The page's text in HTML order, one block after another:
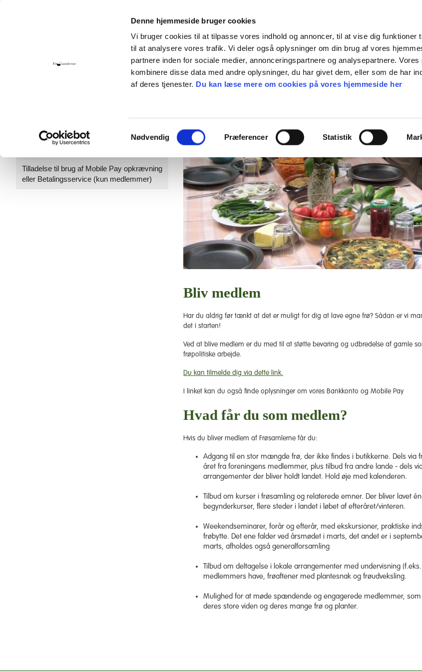
Denne hjemmeside bruger cookies
Vi bruger cookies til at tilpasse vores indhold og annoncer, til at vise dig funktioner
til at analysere vores trafik. Vi deler også oplysninger om din brug af vores
partnere inden for sociale medier, annonceringspartnere og analysepartnere. Vores
kombinere disse data med andre oplysninger, du har givet dem, eller som de har
af deres tjenester. Du kan læse mere om cookies på vores hjemmeside her
Samtykkevalg
Nødvendig Præferencer Statistik
Bliv medlem Giv en gave Find frø Webshop Nyheder
Tilladelse til brug af Mobile Pay opkrævning
eller Betalingsservice (kun medlemmer)
Bliv medlem
Har du aldrig før tænkt at det er muligt for dig at lave egne frø? Sådan er vi
det i starten!
Ved at blive medlem er du med til at støtte bevaring og udbredelse af gamle
frøpolitiske arbejde.
Du kan tilmelde dig via dette link.
I linket kan du også finde oplysninger om vores Bankkonto og Mobile Pay
Hvad får du som medlem?
Hvis du bliver medlem af Frøsamlerne får du:
Adgang til en stor mængde frø, der ikke findes i butikkerne. Dels via
året fra foreningens medlemmer, plus tilbud fra andre lande - dels
arrangementer der bliver holdt landet. Hold øje med kalenderen.
Tilbud om kurser i frøsamling og relaterede emner. Der bliver lavet
begynderkurser, flere steder i landet i løbet af efteråret/vinteren.
Weekendseminarer, forår og efterår, med ekskursioner, praktiske
frøbytte. Det ene falder ved årsmødet i marts, det andet er i
marts, afholdes også generalforsamling
Tilbud om deltagelse i lokale arrangementer med undervisning
medlemmers have, frøaftener med plantesnak og frøudveksling.
Mulighed for at møde spændende og engagerede medlemmer,
deres store viden og deres mange frø og planter.